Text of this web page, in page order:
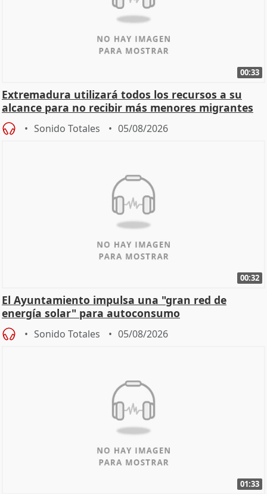
00:33
Extremadura utilizará todos los recursos a su
alcance para no recibir más menores migrantes
Sonido Totales 05/08/2026
00:32
El Ayuntamiento impulsa una "gran red de
energía solar" para autoconsumo
Sonido Totales 05/08/2026
01:33